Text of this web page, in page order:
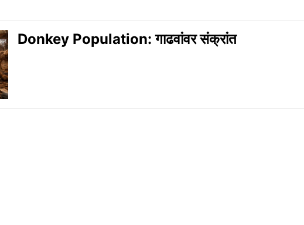
Donkey Population: गाढवांवर संक्रांत